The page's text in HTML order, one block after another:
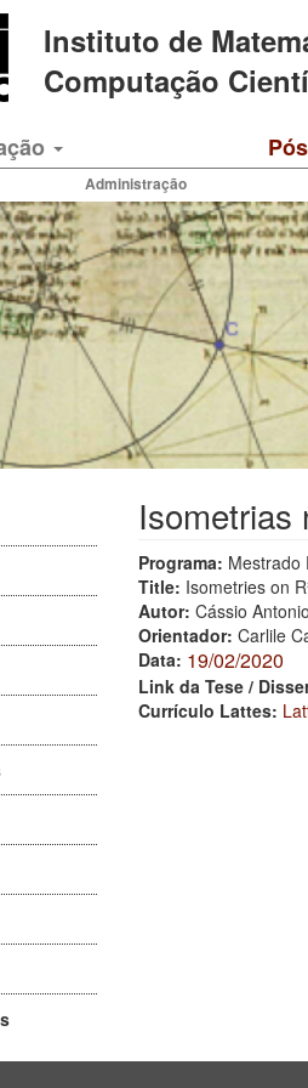
Instituto de
Computação
Administração
Isometrias
Programa: Mestrado
Title: Isometries on
Autor: Cássio
Orientador: Carlile
Data: 19/02/2020
Link da Tese /
Currículo Lattes: